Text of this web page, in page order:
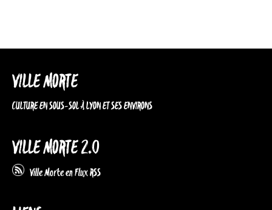
VILLE MORTE
CULTURE EN SOUS-SOL À LYON ET SES ENVIRONS
VILLE MORTE 2.0
Ville Morte en Flux RSS